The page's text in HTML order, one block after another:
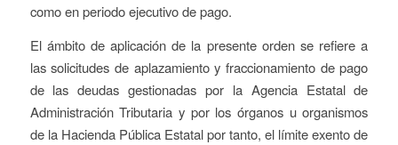
como en periodo ejecutivo de pago.
El ámbito de aplicación de la presente orden se refiere a
las solicitudes de aplazamiento y fraccionamiento de pago
de las deudas gestionadas por la Agencia Estatal de
Administración Tributaria y por los órganos u organismos
de la Hacienda Pública Estatal por tanto, el límite exento de